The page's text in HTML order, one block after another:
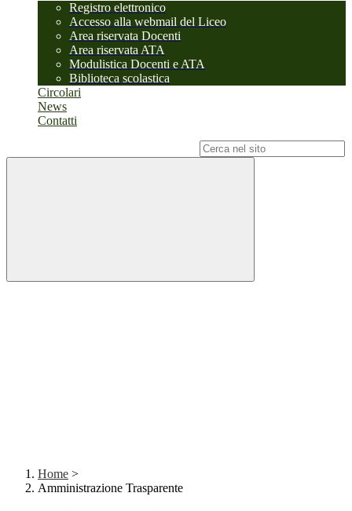
Registro elettronico
Accesso alla webmail del Liceo
Area riservata Docenti
Area riservata ATA
Modulistica Docenti e ATA
Biblioteca scolastica
Circolari
News
Contatti
Home >
Amministrazione Trasparente